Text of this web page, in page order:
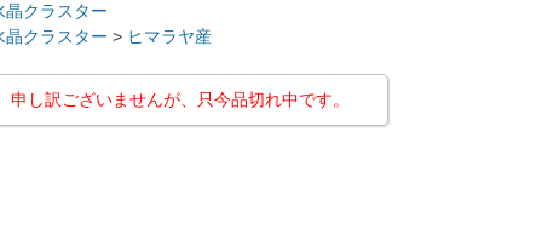
晶クラスター
晶クラスター > ヒマラヤ産
申し訳ございませんが、只今品切れ中です。